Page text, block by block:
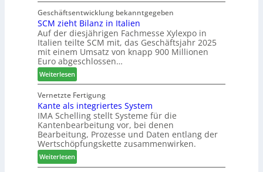
2
7
a
u
p
r
o
z
e
s
s
t
z
u
m
T
r
e
f
f
e
i
n
a
r
t
n
:
N
e
u
e
r
G
e
s
c
h
Geschäftsentwicklung bekanntgegeben
SCM zieht Bilanz in Italien
Auf der diesjährigen Fachmesse Xylexpo in
Italien teilte SCM mit, das Geschäftsjahr 2025
mit einem Umsatz von knapp 900 Millionen
Euro abgeschlossen…
Weiterlesen:
S
C
M
z
i
e
h
t
B
Vernetzte Fertigung
Kante als integriertes System
IMA Schelling stellt Systeme für die
Kantenbearbeitung vor, bei denen
Bearbeitung, Prozesse und Daten entlang der
Wertschöpfungskette zusammenwirken.
Weiterlesen:
K